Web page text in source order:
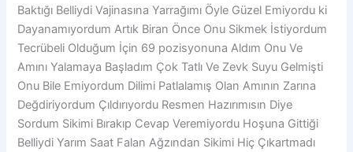
Baktığı Belliydi Vajinasına Yarrağımı Öyle Güzel Emiyordu ki
Dayanamıyordum Artık Biran Önce Onu Sikmek İstiyordum
Tecrübeli Olduğum İçin 69 pozisyonuna Aldım Onu Ve
Amını Yalamaya Başladım Çok Tatlı Ve Zevk Suyu Gelmişti
Onu Bile Emiyordum Dilimi Patlalamış Olan Amının Zarına
Değdiriyordum Çıldırıyordu Resmen Hazırımısın Diye
Sordum Sikimi Bırakıp Cevap Veremiyordu Hoşuna Gittiği
Belliydi Yarım Saat Falan Ağzından Sikimi Hiç Çıkartmadı